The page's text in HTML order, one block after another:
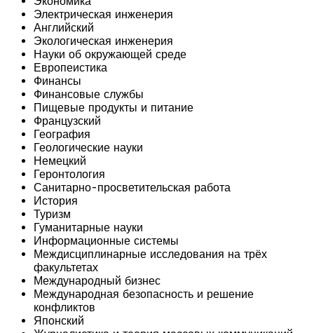
Электрическая инженерия
Английский
Экологическая инженерия
Науки об окружающей среде
Европеистика
Финансы
Финансовые службы
Пищевые продукты и питание
Французский
География
Геологические науки
Немецкий
Геронтология
Санитарно-просветительская работа
История
Туризм
Гуманитарные науки
Информационные системы
Междисциплинарные исследования на трёх
факультетах
Международный бизнес
Международная безопасность и решение
конфликтов
Японский